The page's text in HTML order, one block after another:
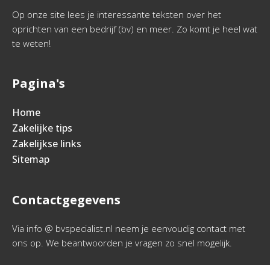
Op onze site lees je interessante teksten over het
oprichten van een bedrijf (bv) en meer. Zo komt je heel wat
te weten!
Pagina's
Home
Zakelijke tips
Zakelijkse links
Sitemap
Contactgegevens
Via info @ bvspecialist.nl neem je eenvoudig contact met
ons op. We beantwoorden je vragen zo snel mogelijk.